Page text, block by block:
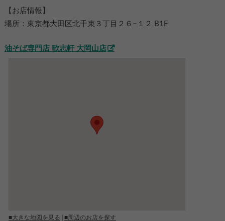
【お店情報】
場所：東京都大田区北千束３丁目２６−１２ B1F
油そば専門店 歌志軒 大岡山店